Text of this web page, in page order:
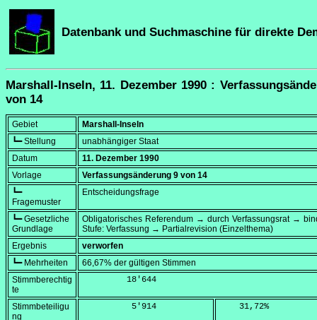
Datenbank und Suchmaschine für direkte
Marshall-Inseln, 11. Dezember 1990 :
von 14
Gebiet
Marshall-Inseln
┗━ Stellung
unabhängiger Staat
Datum
11. Dezember 1990
Vorlage
Verfassungsänderung 9 von 14
┗━
Fragemuster
Entscheidungsfrage
┗━ Gesetzliche
Grundlage
Obligatorisches Referendum → durch Verfassungsrat →
Stufe: Verfassung → Partialrevision (Einzelthema)
Ergebnis
verworfen
┗━ Mehrheiten
66,67% der gültigen Stimmen
Stimmberechtig
te
         18'644
Stimmbeteiligu
ng
          5'914
    31,72
%